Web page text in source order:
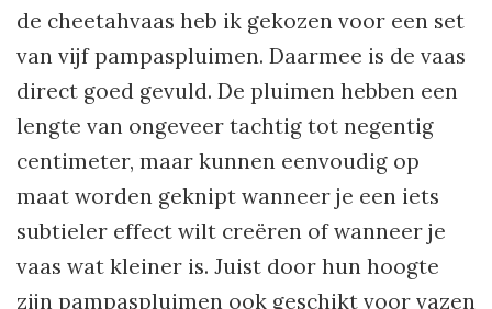
de cheetahvaas heb ik gekozen voor een set
van vijf pampaspluimen. Daarmee is de vaas
direct goed gevuld. De pluimen hebben een
lengte van ongeveer tachtig tot negentig
centimeter, maar kunnen eenvoudig op
maat worden geknipt wanneer je een iets
subtieler effect wilt creëren of wanneer je
vaas wat kleiner is. Juist door hun hoogte
zijn pampaspluimen ook geschikt voor vazen